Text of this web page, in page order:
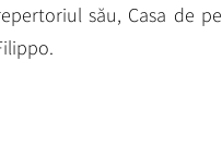
său, Casa de pe